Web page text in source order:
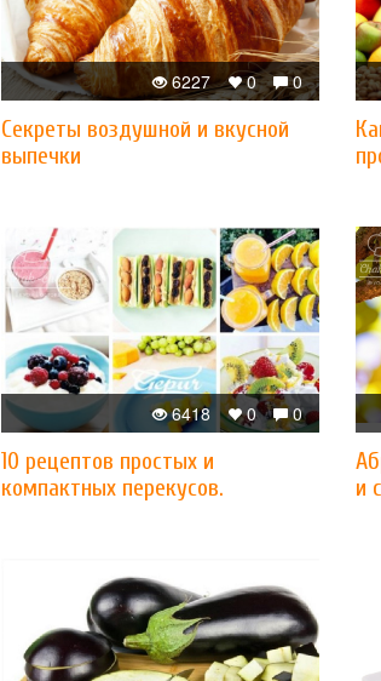
0
0
6227
Секреты воздушной и вкусной
выпечки
0
0
6418
10 рецептов простых и
компактных перекусов.
и